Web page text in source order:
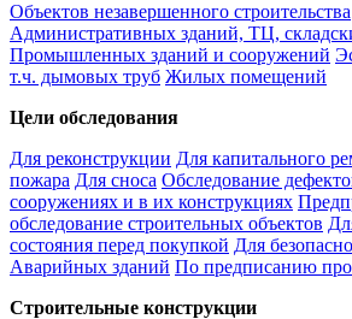
Объектов незавершенного строительства
Административных зданий, ТЦ,
Промышленных зданий и сооружений
т.ч. дымовых труб Жилых помещений
Цели обследования
Для реконструкции Для капитального
пожара Для сноса Обследование
сооружениях и в их конструкциях
обследование строительных объектов
состояния перед покупкой Для
Аварийных зданий По предписанию
Строительные конструкции